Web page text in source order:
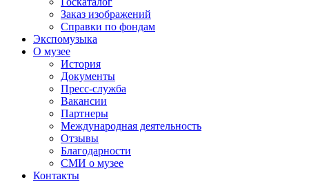
Заказ изображений
Справки по фондам
Экспомузыка
О музее
История
Документы
Пресс-служба
Вакансии
Партнеры
Международная деятельность
Отзывы
Благодарности
СМИ о музее
Контакты